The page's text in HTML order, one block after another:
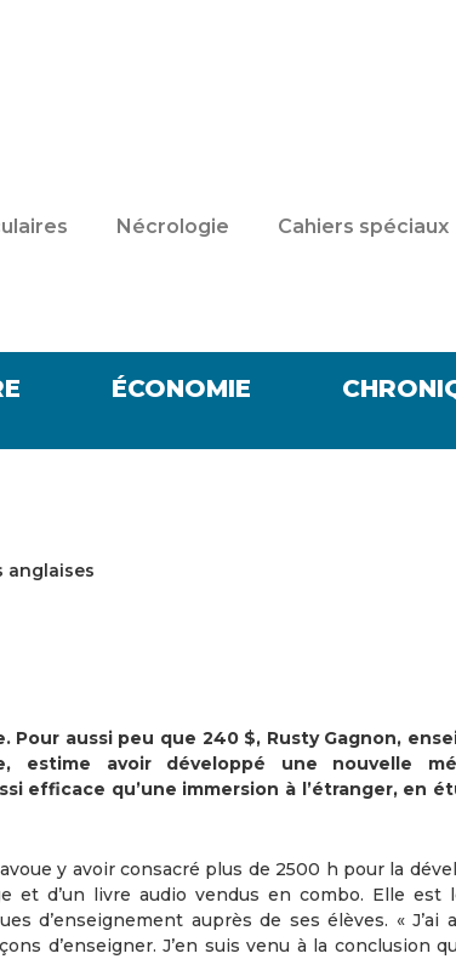
Nécrologie Cahiers spéciaux
ÉCONOMIE
anglaises
Pour aussi peu que 240 $, Rusty Gagnon,
estime avoir développé une nouvelle
efficace qu’une immersion à l’étranger, en
y avoir consacré plus de 2500 h pour la
et d’un livre audio vendus en combo. Elle est
d’enseignement auprès de ses élèves. « J’ai
d’enseigner. J’en suis venu à la conclusion